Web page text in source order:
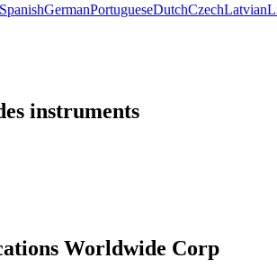
SpanishGermanPortugueseDutchCzechLatvian
instruments
Worldwide Corp